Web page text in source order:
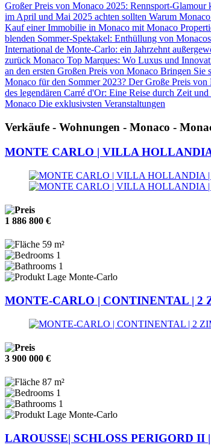
Großer Preis von Monaco 2025: Rennsport-Glamour
im April und Mai 2025 achten sollten Warum
Kauf einer Immobilie in Monaco mit Monaco
blenden Sommer-Spektakel: Enthüllung von
International de Monte-Carlo: ein Jahrzehnt
zurück Monaco Top Marques: Wo Luxus und
an den ersten Großen Preis von Monaco Bringen Sie
Monaco für den Sommer 2023? Der Große Preis von
des legendären Carré d'Or: Eine Reise durch Zeit
Monaco Die exklusivsten Veranstaltungen
Verkäufe - Wohnungen - Monaco -
MONTE CARLO | VILLA
1 886 800 €
59 m²
1
1
Monte-Carlo
MONTE-CARLO | CONTINENTAL | 2
3 900 000 €
87 m²
1
1
Monte-Carlo
LAROUSSE| SCHLOSS PERIGORD II